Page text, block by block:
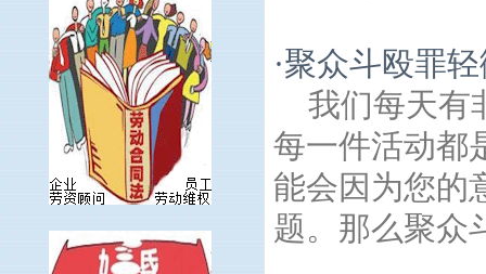
·聚众斗殴罪
我们每天有
每一件活动都
能会因为您的
题。那么聚众